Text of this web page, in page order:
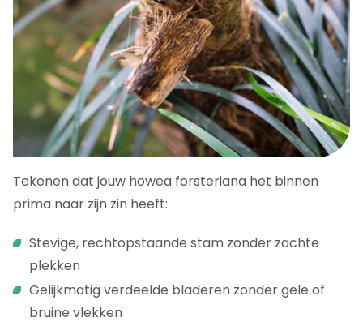
Tekenen dat jouw howea forsteriana het binnen
prima naar zijn zin heeft:
Stevige, rechtopstaande stam zonder zachte
plekken
Gelijkmatig verdeelde bladeren zonder gele of
bruine vlekken